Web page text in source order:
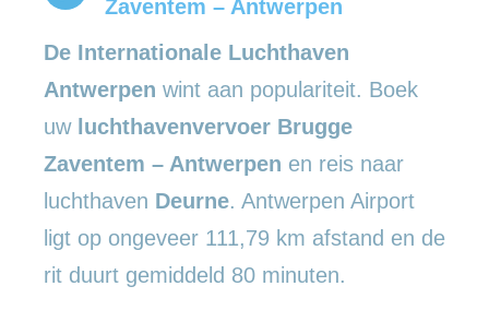
Zaventem – Antwerpen
De Internationale Luchthaven
Antwerpen wint aan populariteit. Boek
uw luchthavenvervoer Brugge
Zaventem – Antwerpen en reis naar
luchthaven Deurne. Antwerpen Airport
ligt op ongeveer 111,79 km afstand en de
rit duurt gemiddeld 80 minuten.